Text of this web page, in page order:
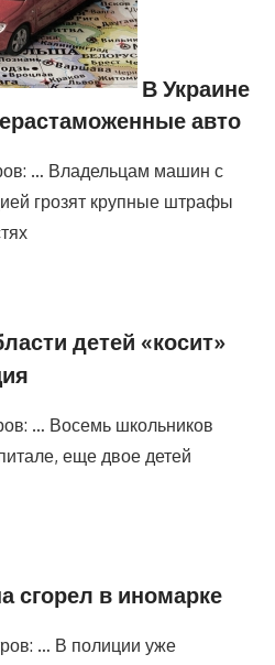
В Украине
авто
… Владельцам машин с
грозят крупные штрафы
детей «косит»
… Восемь школьников
еще двое детей
сгорел в иномарке
… В полиции уже